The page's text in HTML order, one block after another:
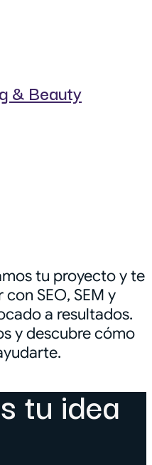
& Beauty
tu proyecto y te
SEO, SEM y
a resultados.
y descubre cómo
tu idea